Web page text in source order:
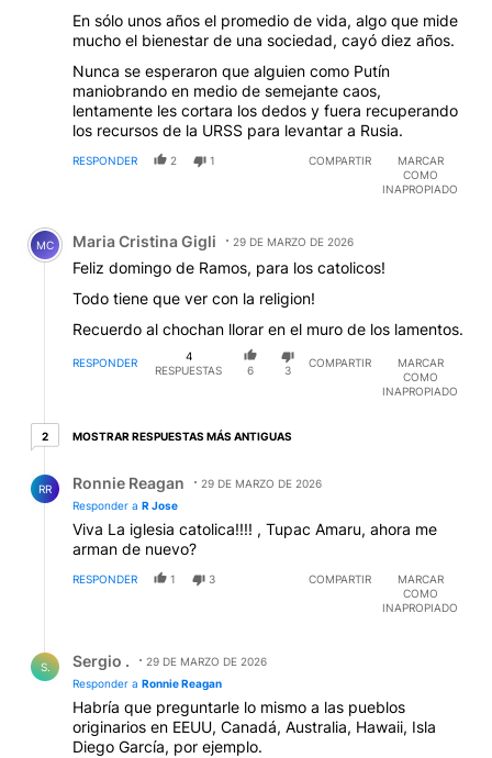
En sólo unos años el promedio de vida, algo que mide
mucho el bienestar de una sociedad, cayó diez años.
Nunca se esperaron que alguien como Putín
maniobrando en medio de semejante caos,
lentamente les cortara los dedos y fuera recuperando
los recursos de la URSS para levantar a Rusia.
RESPONDER 2 1 COMPARTIR
MARCAR
COMO
INAPROPIADO
Comentario de Maria Cristina Gigli.
MC Maria Cristina Gigli 29 DE MARZO DE 2026
Feliz domingo de Ramos, para los catolicos!
Todo tiene que ver con la religion!
Recuerdo al chochan llorar en el muro de los lamentos.
RESPONDER
4
RESPUESTAS
6 3
COMPARTIR
MARCAR
COMO
INAPROPIADO
22 respuestas más antiguas
MOSTRAR RESPUESTAS MÁS ANTIGUAS
RR Ronnie Reagan
29 DE MARZO DE 2026
Responder a R Jose
Viva La iglesia catolica!!!! , Tupac Amaru, ahora me
arman de nuevo?
RESPONDER 1 3 COMPARTIR
MARCAR
COMO
INAPROPIADO
S. Sergio .
29 DE MARZO DE 2026
Responder a Ronnie Reagan
Habría que preguntarle lo mismo a las pueblos
originarios en EEUU, Canadá, Australia, Hawaii, Isla
Diego García, por ejemplo.